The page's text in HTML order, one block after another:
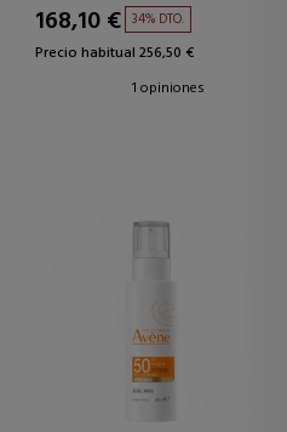
168,10 € 34% DTO.
Precio habitual 256,50 €
1 opiniones